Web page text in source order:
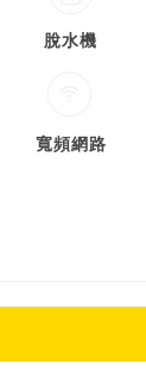
脫水機
寬頻網路